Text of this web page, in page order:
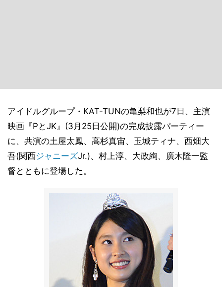
アイドルグループ・KAT-TUNの亀梨和也が7日、主演
映画『PとJK』(3月25日公開)の完成披露パーティー
に、共演の土屋太鳳、高杉真宙、玉城ティナ、西畑大
吾(関西ジャニーズJr.)、村上淳、大政絢、廣木隆一監
督とともに登場した。